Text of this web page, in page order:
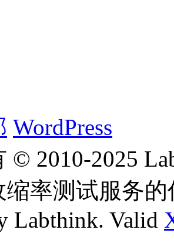
WordPress
© 2010-2025
缩率测试服务
Labthink. Valid